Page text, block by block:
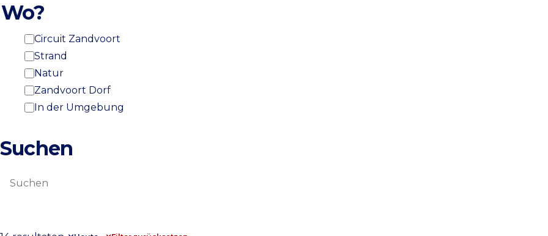
Wo?
Circuit Zandvoort
Strand
Natur
Zandvoort Dorf
In der Umgebung
Suchen